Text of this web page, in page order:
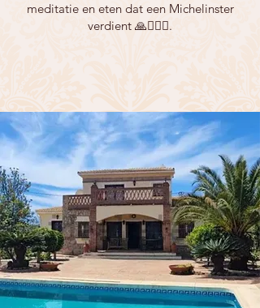
meditatie en eten dat een Michelinster
verdient 🙏🧘🏼‍♂️.